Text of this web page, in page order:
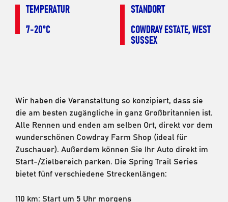
TEMPERATUR
7-20°C
STANDORT
COWDRAY ESTATE, WEST
SUSSEX
Wir haben die Veranstaltung so konzipiert, dass sie
die am besten zugängliche in ganz Großbritannien ist.
Alle Rennen und enden am selben Ort, direkt vor dem
wunderschönen Cowdray Farm Shop (ideal für
Zuschauer). Außerdem können Sie Ihr Auto direkt im
Start-/Zielbereich parken. Die Spring Trail Series
bietet fünf verschiedene Streckenlängen:
110 km: Start um 5 Uhr morgens